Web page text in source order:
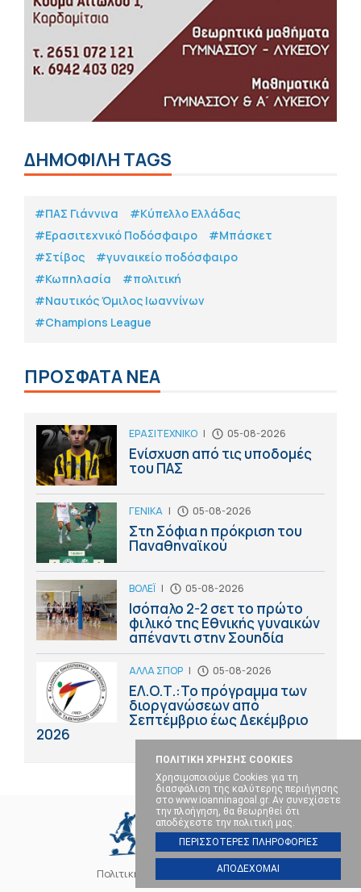
ΠΟΛΙΤΙΚΗ ΧΡΗΣΗΣ COOKIES
Χρησιμοποιούμε Cookies για τη
διασφάλιση της καλύτερης περιήγησης
στο www.ioanninagoal.gr. Αν συνεχίσετε
την πλοήγηση, θα θεωρηθεί ότι
αποδέχεστε την πολιτική μας.
ΠΕΡΙΣΣΟΤΕΡΕΣ ΠΛΗΡΟΦΟΡΙΕΣ
ΑΠΟΔΕΧΟΜΑΙ
ΔΗΜΟΦΙΛΗ TAGS
#ΠΑΣ Γιάννινα
#Κύπελλο Ελλάδας
#Eρασιτεχνικό Ποδόσφαιρο
#Μπάσκετ
#Στίβος
#γυναικείο ποδόσφαιρο
#Κωπηλασία
#πολιτική
#Ναυτικός Όμιλος Ιωαννίνων
#Champions League
ΠΡΟΣΦΑΤΑ ΝΕΑ
ΕΡΑΣΙΤΕΧΝΙΚΟ | 05-08-2026
Ενίσχυση από τις υποδομές
του ΠΑΣ
ΓΕΝΙΚΑ | 05-08-2026
Στη Σόφια η πρόκριση του
Παναθηναϊκού
ΒΟΛΕΪ | 05-08-2026
Ισόπαλο 2-2 σετ το πρώτο
φιλικό της Εθνικής γυναικών
απέναντι στην Σουηδία
ΑΛΛΑ ΣΠΟΡ | 05-08-2026
ΕΛ.Ο.Τ.:Το πρόγραμμα των
διοργανώσεων από
Σεπτέμβριο έως Δεκέμβριο
2026
Πολιτική Cookies Επικοινωνία